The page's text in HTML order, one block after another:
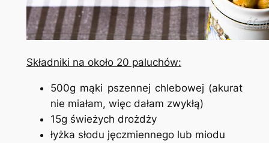
Składniki na około 20 paluchów:
500g mąki pszennej chlebowej (akurat
nie miałam, więc dałam zwykłą)
15g świeżych drożdży
łyżka słodu jęczmiennego lub miodu